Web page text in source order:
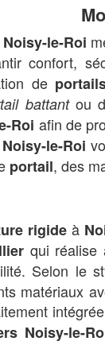
Noisy-le-Roi
confort,
de
battantou
Roi afin de
Noisy-le-Roi
portail, des
rigideà
qui réalise
Selon le
matériaux
Noisy-le-